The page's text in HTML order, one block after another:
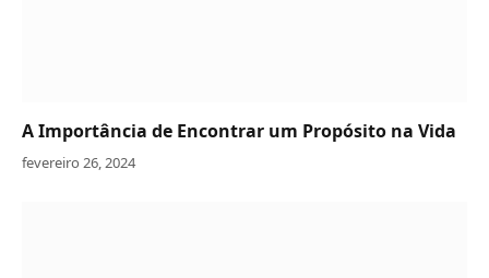
A Importância de Encontrar um Propósito na Vida
fevereiro 26, 2024